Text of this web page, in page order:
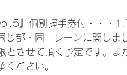
』個別握手券付・・・
部・同一レーンに関しま
とさせて頂く予定です。
ください。